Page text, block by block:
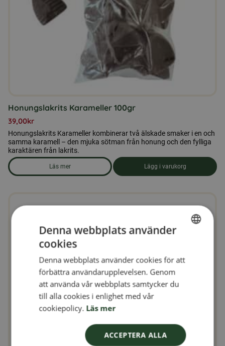
Honungslakrits Karameller 100gr
39,00kr
Honungslakrits Karameller kombinerar två älskade smaker i en och
samma karamell – den mjuka sötman från honung och den fylliga
karaktären från lakrits.
Läs mer
om produkten Honungslakrits Karameller 100gr
Lägg i varukorg
FINNISH
DANISH
Denna webbplats använder
cookies
Denna webbplats använder cookies för att
förbättra användarupplevelsen. Genom
att använda vår webbplats samtycker du
till alla cookies i enlighet med vår
cookiepolicy. Läs mer
ACCEPTERA ALLA